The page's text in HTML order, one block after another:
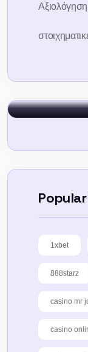
To take
1xbet
888starz
casino mr
casino